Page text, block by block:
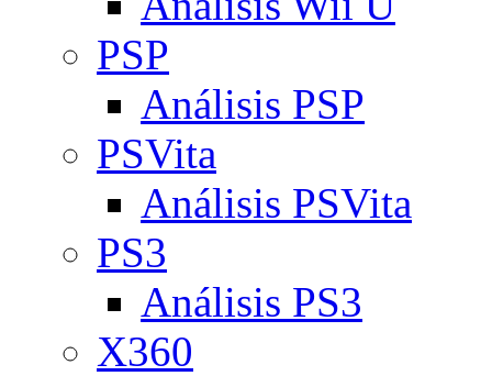
PSP
Análisis PSP
PSVita
Análisis PSVita
PS3
Análisis PS3
X360